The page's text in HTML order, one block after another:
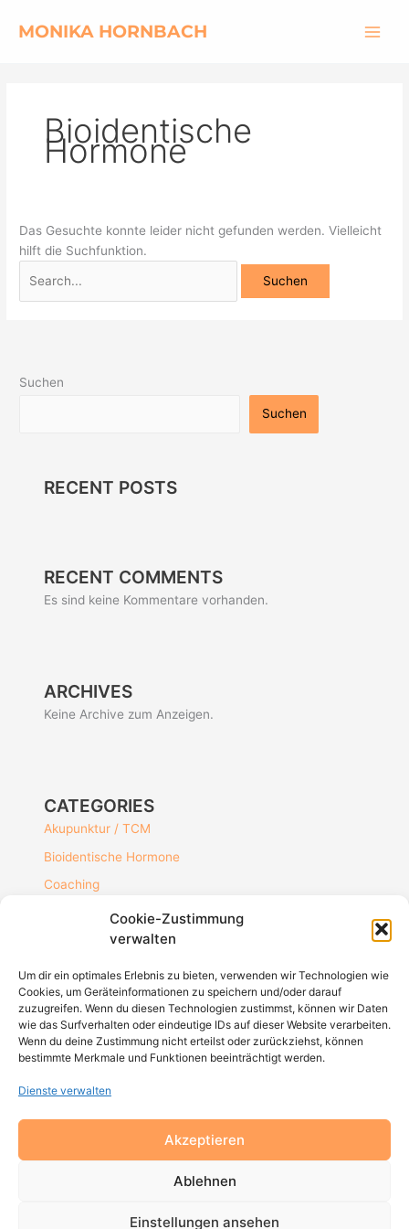
Cookie-Zustimmung
verwalten
Um dir ein optimales Erlebnis zu bieten, verwenden wir Technologien wie
Cookies, um Geräteinformationen zu speichern und/oder darauf
zuzugreifen. Wenn du diesen Technologien zustimmst, können wir Daten
wie das Surfverhalten oder eindeutige IDs auf dieser Website verarbeiten.
Wenn du deine Zustimmung nicht erteilst oder zurückziehst, können
bestimmte Merkmale und Funktionen beeinträchtigt werden.
Dienste verwalten
Akzeptieren
Ablehnen
Einstellungen ansehen
InhaltMONIKA HORNBACH
Bioidentische
Hormone
Das Gesuchte konnte leider nicht gefunden werden. Vielleicht
hilft die Suchfunktion.
nach:
Suchen
Suchen
RECENT POSTS
RECENT COMMENTS
Es sind keine Kommentare vorhanden.
ARCHIVES
Keine Archive zum Anzeigen.
CATEGORIES
Akupunktur / TCM
Bioidentische Hormone
Coaching
MONIKA HORNBACH
Große Eschenheimer Straße 9
Mail:praxis@monikahornbach.de
Festnetz: 069-284249
LINKS
Datenschutz